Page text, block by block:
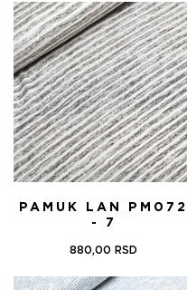
PAMUK LAN PM072
- 7
880,00 RSD